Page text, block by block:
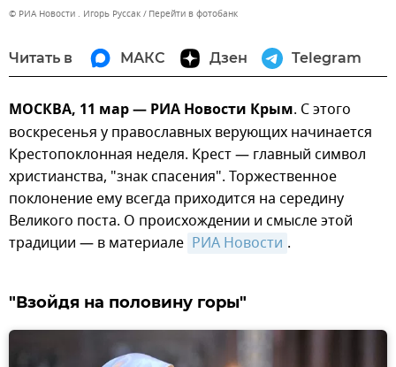
© РИА Новости . Игорь Руссак Перейти в фотобанк
Читать в МАКС Дзен Telegram
МОСКВА, 11 мар — РИА Новости Крым. С этого
воскресенья у православных верующих начинается
Крестопоклонная неделя. Крест — главный символ
христианства, "знак спасения". Торжественное
поклонение ему всегда приходится на середину
Великого поста. О происхождении и смысле этой
традиции — в материале РИА Новости .
"Взойдя на половину горы"